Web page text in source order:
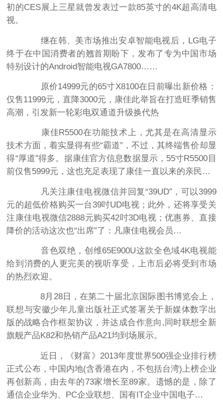
初的CES展上三星就曾发表过一款85英寸的4K超高清电
视。
继在韩、美市场推出安卓智能电视后，LG电子
终于在中国消费者的翘首期盼下，发布了专为中国市场
特别设计的Android智能电视GA7800……
原价14999元的65寸X8100在日前曝出新价格：
仅售11999元，直降3000元，康佳此举旨在打造旺季销售
高潮，引发新一轮彩电双通道升级换代热
康佳R5500在功能技术上，尤其是在高清显示
技术方面，着实显得有些“霸道”，不过，其终端售价却显
得“厚道”得多。据康佳官方信息数据显示，55寸R5500目
前仅售5999元，这也充足表现了康佳一直以来的亲民…
凡关注康佳电视微信并回复“39UD”，可以3999
元的超低价格购买一台39吋UD电视；此外，还将享受关
注康佳电视微信2888元购买42吋3D电视；优惠券、直接
降价的活动这次也“出席”了：凡康佳电视会员…
音色双绝，创维65E900U这款全色域4K电视能
给到消费的人更完美的视听享受，上市后必将受到市场
的热烈欢迎。
8月28日，在第二十届北京国际图书博览会上，
联想与安徽少年儿童出版社正式签署关于新媒体数字出
版的战略合作框架协议，并达成合作意向,同时联想全新
旗舰产品K82和热销产品A21均到场展示。
近日，《财富》2013年度世界500强企业排行榜
正式公布，中国内地(含香港在内，不包括台湾)上榜企业
再创新高，由去年的73家增长至89家。遗憾的是，除了
通信企业华为、PC企业联想、国有IT企业中国电子…